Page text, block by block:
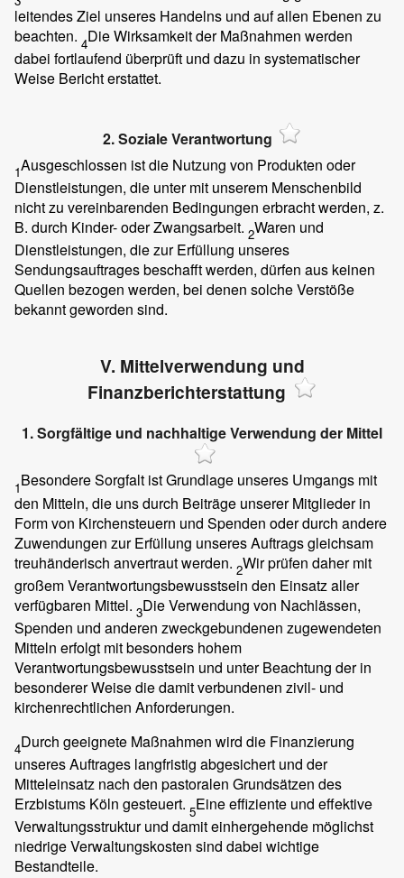
leitendes Ziel unseres Handelns und auf allen Ebenen zu
beachten. 4Die Wirksamkeit der Maßnahmen werden
dabei fortlaufend überprüft und dazu in systematischer
Weise Bericht erstattet.
2. Soziale Verantwortung
1Ausgeschlossen ist die Nutzung von Produkten oder
Dienstleistungen, die unter mit unserem Menschenbild
nicht zu vereinbarenden Bedingungen erbracht werden, z.
B. durch Kinder- oder Zwangsarbeit. 2Waren und
Dienstleistungen, die zur Erfüllung unseres
Sendungsauftrages beschafft werden, dürfen aus keinen
Quellen bezogen werden, bei denen solche Verstöße
bekannt geworden sind.
V. Mittelverwendung und
Finanzberichterstattung
1. Sorgfältige und nachhaltige Verwendung der Mittel
1Besondere Sorgfalt ist Grundlage unseres Umgangs mit
den Mitteln, die uns durch Beiträge unserer Mitglieder in
Form von Kirchensteuern und Spenden oder durch andere
Zuwendungen zur Erfüllung unseres Auftrags gleichsam
treuhänderisch anvertraut werden. 2Wir prüfen daher mit
großem Verantwortungsbewusstsein den Einsatz aller
verfügbaren Mittel. 3Die Verwendung von Nachlässen,
Spenden und anderen zweckgebundenen zugewendeten
Mitteln erfolgt mit besonders hohem
Verantwortungsbewusstsein und unter Beachtung der in
besonderer Weise die damit verbundenen zivil- und
kirchenrechtlichen Anforderungen.
4Durch geeignete Maßnahmen wird die Finanzierung
unseres Auftrages langfristig abgesichert und der
Mitteleinsatz nach den pastoralen Grundsätzen des
Erzbistums Köln gesteuert. 5Eine effiziente und effektive
Verwaltungsstruktur und damit einhergehende möglichst
niedrige Verwaltungskosten sind dabei wichtige
Bestandteile.